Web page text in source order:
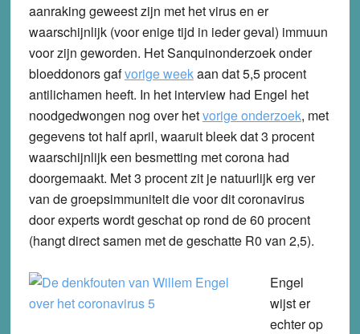
aanraking geweest zijn met het virus en er
waarschijnlijk (voor enige tijd in ieder geval) immuun
voor zijn geworden. Het Sanquinonderzoek onder
bloeddonors gafvorige weekaan dat 5,5 procent
antilichamen heeft. In het interview had Engel het
noodgedwongen nog over hetvorige onderzoek, met
gegevens tot half april, waaruit bleek dat 3 procent
waarschijnlijk een besmetting met corona had
doorgemaakt. Met 3 procent zit je natuurlijk erg ver
van de groepsimmuniteit die voor dit coronavirus
door experts wordt geschat op rond de 60 procent
(hangt direct samen met de geschatte R0 van 2,5).
Engel
wijst er
echter op